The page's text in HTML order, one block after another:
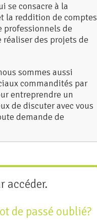
se consacre à la
la reddition de comptes
professionnels de
réaliser des projets de
sommes aussi
commandités par
entreprendre un
de discuter avec vous
demande de
accéder.
de passé oublié?